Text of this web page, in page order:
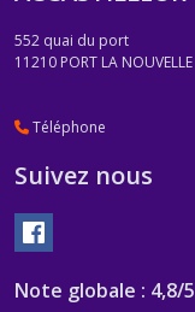
552 quai du port
11210 PORT LA NOUVELLE
Téléphone
Suivez nous
Note globale : 4,8/5